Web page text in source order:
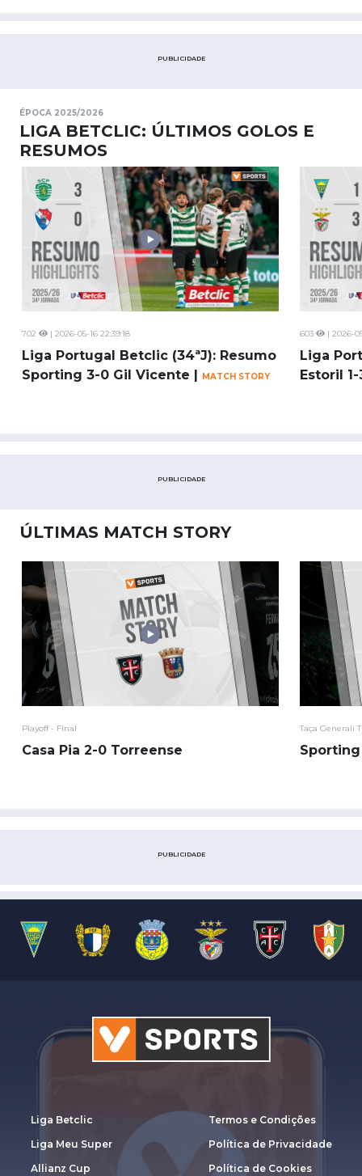
PUBLICIDADE
ÉPOCA 2025/2026
LIGA BETCLIC: ÚLTIMOS GOLOS E
RESUMOS
702 | 2026-05-16 22:39:18
Liga Portugal Betclic (34ªJ): Resumo
Sporting 3-0 Gil Vicente |
MATCH STORY
603 | 2026-
Liga
Estoril
PUBLICIDADE
ÚLTIMAS MATCH STORY
Playoff - Final
Casa Pia 2-0 Torreense
Taça Generali
Sporting
PUBLICIDADE
Liga Betclic
Liga Meu Super
Allianz Cup
Termos e Condições
Política de Privacidade
Política de Cookies